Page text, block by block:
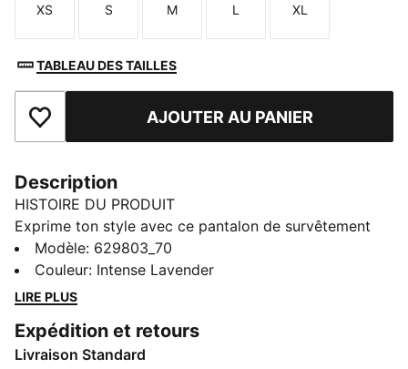
Taille
XS
Taille
S
Taille
M
Taille
L
Taille
XL
TABLEAU DES TAILLES
Ajouter aux favorisAJOUTER AU PANIER
Description
HISTOIRE DU PRODUIT
Exprime ton style avec ce pantalon de survêtement
taille basse signé PUMA. Ce modèle présente des
rayures T7 cultes, des nervures et des poches zippées
pour ranger tous tes essentiels. La taille élastique et
parfaitement ajustée. Tu va subjuguer tous les regards
sur ton passage !
Modèle: 629803_70
Couleur: Intense Lavender
LIRE PLUS
Expédition et retours
Livraison Standard